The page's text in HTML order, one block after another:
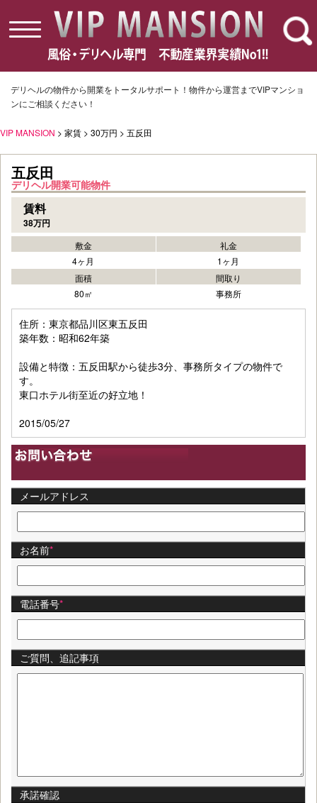
toggle
navigation
デリヘルの物件から開業をトータルサポート！物件から運営までVIPマンショ
ンにご相談ください！
VIP MANSION > 家賃 > 30万円 > 五反田
五反田
デリヘル開業可能物件
賃料
38万円
敷金
4ヶ月
礼金
1ヶ月
面積
80㎡
間取り
事務所
住所：東京都品川区東五反田
築年数：昭和62年築
設備と特徴：五反田駅から徒歩3分、事務所タイプの物件で
す。
東口ホテル街至近の好立地！
2015/05/27
メールアドレス
お名前*
電話番号*
ご質問、追記事項
承諾確認